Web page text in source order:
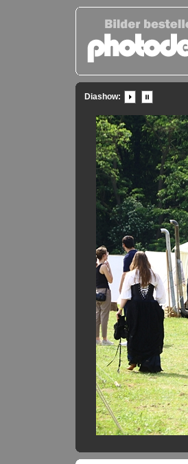
Diashow: